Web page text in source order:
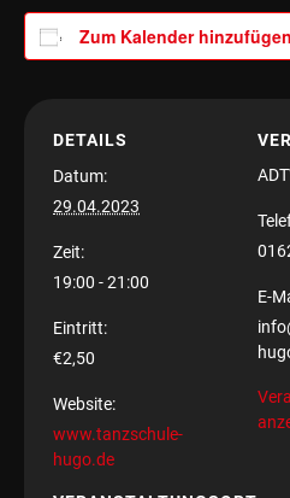
Zum Kalender hinzufügen
DETAILS
Datum:
29.04.2023
Zeit:
19:00 - 21:00
Eintritt:
€2,50
Website:
www.tanzschule-
hugo.de
E-